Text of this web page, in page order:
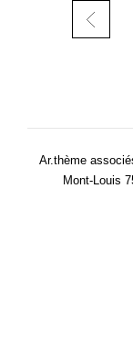
Ar.thème
Mont-Louis